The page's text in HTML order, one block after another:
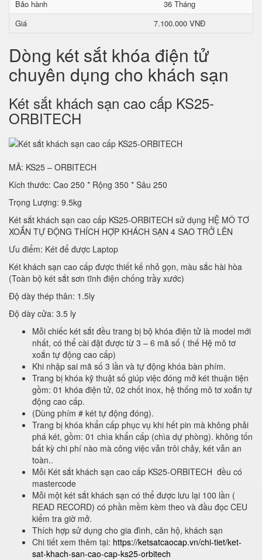
Bảo hành
36 Tháng
Giá
7.100.000 VNĐ
Dòng két sắt khóa điện tử
chuyên dụng cho khách sạn
Két sắt khách sạn cao cấp KS25-
ORBITECH
MÃ: KS25 – ORBITECH
Kích thước: Cao 250 * Rộng 350 * Sâu 250
Trọng Lượng: 9.5kg
Két sắt khách sạn cao cấp KS25-ORBITECH sử dụng HỆ MÔ TƠ
XOẮN TỰ ĐỘNG THÍCH HỢP KHÁCH SẠN 4 SAO TRỞ LÊN
Ưu điểm: Két để được Laptop
Két khách sạn cao cấp được thiết kế nhỏ gọn, màu sắc hài hòa
(Toàn bộ két sắt sơn tĩnh điện chống trầy xước)
Độ dày thép thân: 1.5ly
Độ dày cửa: 3.5 ly
Mỗi chiếc két sắt đều trang bị bộ khóa điện tử là model mới
nhất, có thể cài đặt được từ 3 – 6 mã số ( thế Hệ mô tơ
xoắn tự động cao cấp)
Khi nhập sai mã số 3 lần và tự động khóa bàn phím.
Trang bị khóa kỹ thuật số giúp việc đóng mở két thuận tiện
gồm: 01 khóa điện tử, 02 chốt inox, hệ thống mô tơ xoắn tự
động cao cấp.
(Dùng phím # két tự động đóng).
Trang bị khóa khẩn cấp phục vụ khi hết pin mà không phải
phá két, gồm: 01 chìa khẩn cấp (chìa dự phòng). không tốn
bất kỳ chi phí nào mà công việc vẫn trôi chảy, két vẫn an
toàn..
Mỗi Két sắt khách sạn cao cấp KS25-ORBITECH đều có
mastercode
Mỗi một két sắt khách sạn có thể được lưu lại 100 lần (
READ RECORD) có phần mềm kèm theo và đầu đọc CEU
kiểm tra giờ mở.
Thích hợp sử dụng cho gia đình, căn hộ, khách sạn
Chi tiết xem thêm tại: https://ketsatcaocap.vn/chi-tiet/ket-
sat-khach-san-cao-cap-ks25-orbitech